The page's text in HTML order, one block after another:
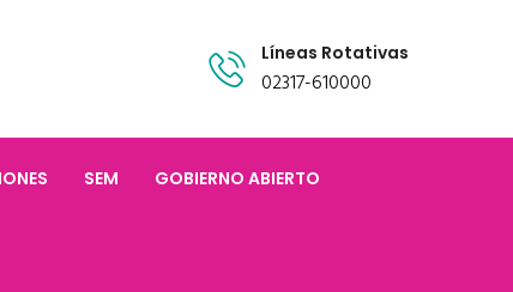
Líneas Rotativas
02317-610000
SEM GOBIERNO ABIERTO